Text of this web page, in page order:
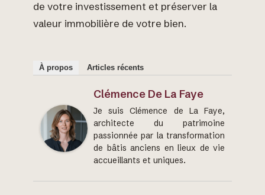
de votre investissement et préserver la
valeur immobilière de votre bien.
À propos Articles récents
Clémence De La Faye
Je suis Clémence de La Faye,
architecte du patrimoine
passionnée par la transformation
de bâtis anciens en lieux de vie
accueillants et uniques.